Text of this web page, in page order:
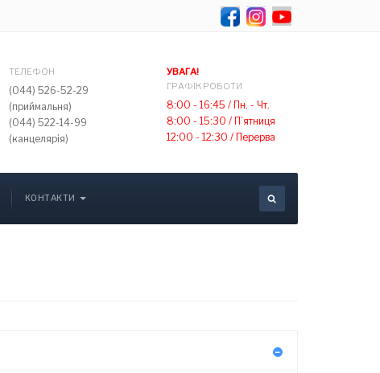
ТЕЛЕФОН
(044) 526-52-29
(приймальня)
(044) 522-14-99
(канцелярія)
УВАГА!
ГРАФІК РОБОТИ
8:00 - 16:45 / Пн. - Чт.
8:00 - 15:30 / П’ятниця
12:00 - 12:30 / Перерва
КОНТАКТИ